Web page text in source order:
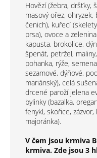
Hovězí (žebra, dršťky,
masový ořez, ohryzek,
čenich), kuřecí
prsa), ovoce a
kapusta, brokolice,
špenát, petržel,
pohanka, rýže,
sezamové, dýňové,
mariánský), celá
drcené paroží jelena
bylinky (bazalka,
fenykl, skořice,
majoránka).
V čem jsou krmiva
krmiva. Zde jsou 3